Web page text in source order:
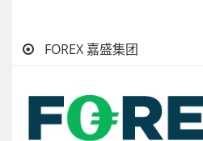
FOREX 嘉盛集团